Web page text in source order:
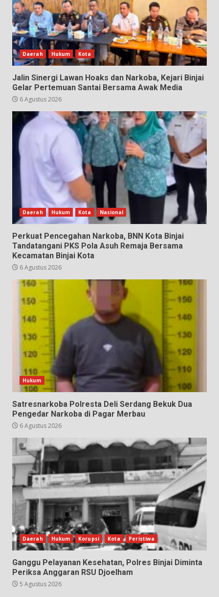
Daerah Hukum Kota
Jalin Sinergi Lawan Hoaks dan Narkoba, Kejari Binjai
Gelar Pertemuan Santai Bersama Awak Media
6 Agustus 2026
Daerah Hukum Kota Nasional
Perkuat Pencegahan Narkoba, BNN Kota Binjai
Tandatangani PKS Pola Asuh Remaja Bersama
Kecamatan Binjai Kota
6 Agustus 2026
Hukum
Satresnarkoba Polresta Deli Serdang Bekuk Dua
Pengedar Narkoba di Pagar Merbau
6 Agustus 2026
Daerah Hukum Korupsi Kota Peristiwa
Ganggu Pelayanan Kesehatan, Polres Binjai Diminta
Periksa Anggaran RSU Djoelham
5 Agustus 2026